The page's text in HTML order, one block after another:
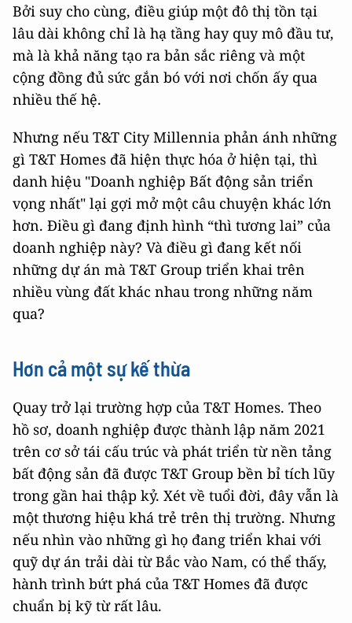
Bởi suy cho cùng, điều giúp một đô thị tồn tại
lâu dài không chỉ là hạ tầng hay quy mô đầu tư,
mà là khả năng tạo ra bản sắc riêng và một
cộng đồng đủ sức gắn bó với nơi chốn ấy qua
nhiều thế hệ.
Nhưng nếu T&T City Millennia phản ánh những
gì T&T Homes đã hiện thực hóa ở hiện tại, thì
danh hiệu "Doanh nghiệp Bất động sản triển
vọng nhất" lại gợi mở một câu chuyện khác lớn
hơn. Điều gì đang định hình “thì tương lai” của
doanh nghiệp này? Và điều gì đang kết nối
những dự án mà T&T Group triển khai trên
nhiều vùng đất khác nhau trong những năm
qua?
Hơn cả một sự kế thừa
Quay trở lại trường hợp của T&T Homes. Theo
hồ sơ, doanh nghiệp được thành lập năm 2021
trên cơ sở tái cấu trúc và phát triển từ nền tảng
bất động sản đã được T&T Group bền bỉ tích lũy
trong gần hai thập kỷ. Xét về tuổi đời, đây vẫn là
một thương hiệu khá trẻ trên thị trường. Nhưng
nếu nhìn vào những gì họ đang triển khai với
quỹ dự án trải dài từ Bắc vào Nam, có thể thấy,
hành trình bứt phá của T&T Homes đã được
chuẩn bị kỹ từ rất lâu.